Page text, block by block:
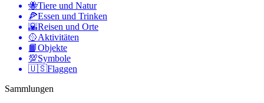
🐝Tiere und Natur
🍕Essen und Trinken
🌇Reisen und Orte
🥎Aktivitäten
📙Objekte
💯Symbole
🇺🇸Flaggen
Sammlungen